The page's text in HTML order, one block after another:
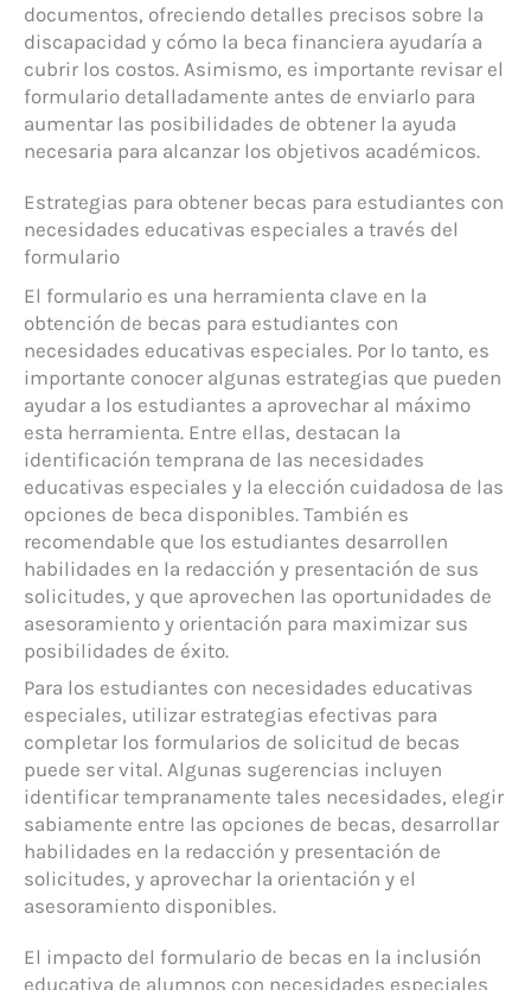
documentos, ofreciendo detalles precisos sobre la
discapacidad y cómo la beca financiera ayudaría a
cubrir los costos. Asimismo, es importante revisar el
formulario detalladamente antes de enviarlo para
aumentar las posibilidades de obtener la ayuda
necesaria para alcanzar los objetivos académicos.
Estrategias para obtener becas para estudiantes con
necesidades educativas especiales a través del
formulario
El formulario es una herramienta clave en la
obtención de becas para estudiantes con
necesidades educativas especiales. Por lo tanto, es
importante conocer algunas estrategias que pueden
ayudar a los estudiantes a aprovechar al máximo
esta herramienta. Entre ellas, destacan la
identificación temprana de las necesidades
educativas especiales y la elección cuidadosa de las
opciones de beca disponibles. También es
recomendable que los estudiantes desarrollen
habilidades en la redacción y presentación de sus
solicitudes, y que aprovechen las oportunidades de
asesoramiento y orientación para maximizar sus
posibilidades de éxito.
Para los estudiantes con necesidades educativas
especiales, utilizar estrategias efectivas para
completar los formularios de solicitud de becas
puede ser vital. Algunas sugerencias incluyen
identificar tempranamente tales necesidades, elegir
sabiamente entre las opciones de becas, desarrollar
habilidades en la redacción y presentación de
solicitudes, y aprovechar la orientación y el
asesoramiento disponibles.
El impacto del formulario de becas en la inclusión
educativa de alumnos con necesidades especiales